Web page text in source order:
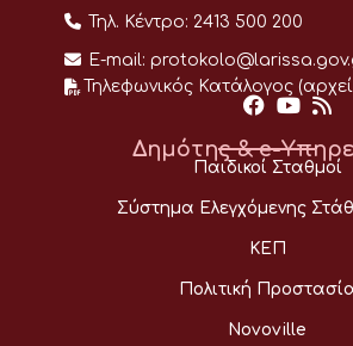
Τηλ. Κέντρο: 2413 500 200
E-mail:
Τηλεφωνικός Κατάλογος
Δημότης & e-
Παιδικοί Σταθμοί
Σύστημα Ελεγχόμενης
ΚΕΠ
Πολιτική
Novoville